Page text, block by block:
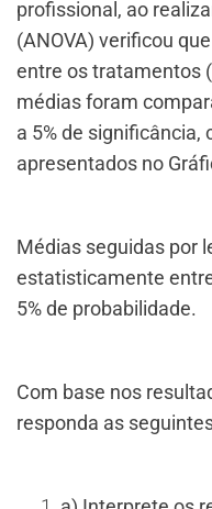
profissional, ao
(ANOVA) verificou
entre os tratamentos
médias foram
a 5% de
apresentados no
Médias seguidas por
estatisticamente
5% de probabilidade.
Com base nos
responda as